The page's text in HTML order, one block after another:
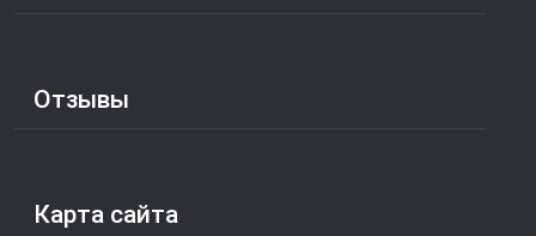
Отзывы
Карта сайта